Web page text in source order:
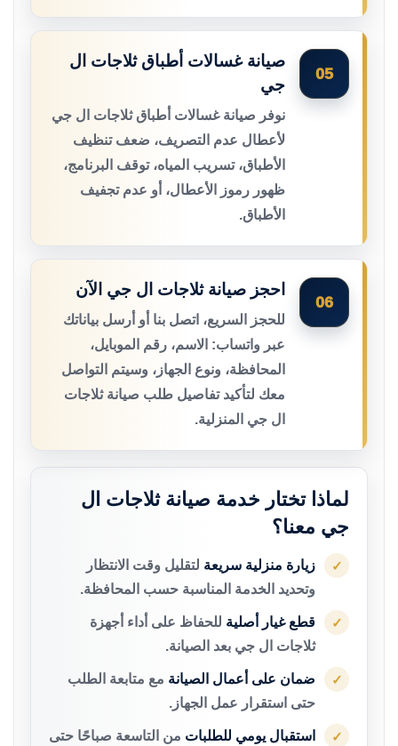
05
صيانة غسالات أطباق ثلاجات ال
جي
نوفر صيانة غسالات أطباق ثلاجات ال جي
لأعطال عدم التصريف، ضعف تنظيف
الأطباق، تسريب المياه، توقف البرنامج،
ظهور رموز الأعطال، أو عدم تجفيف
الأطباق.
06
احجز صيانة ثلاجات ال جي الآن
للحجز السريع، اتصل بنا أو أرسل بياناتك
عبر واتساب: الاسم، رقم الموبايل،
المحافظة، ونوع الجهاز، وسيتم التواصل
معك لتأكيد تفاصيل طلب صيانة ثلاجات
ال جي المنزلية.
لماذا تختار خدمة صيانة ثلاجات ال
جي معنا؟
✓ زيارة منزلية سريعة لتقليل وقت الانتظار
وتحديد الخدمة المناسبة حسب المحافظة.
✓ قطع غيار أصلية للحفاظ على أداء أجهزة
ثلاجات ال جي بعد الصيانة.
✓ ضمان على أعمال الصيانة مع متابعة الطلب
حتى استقرار عمل الجهاز.
✓ استقبال يومي للطلبات من التاسعة صباحًا حتى